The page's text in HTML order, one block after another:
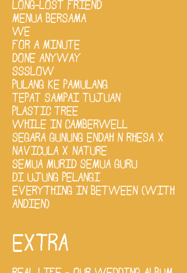
LONG-LOST FRIEND
MENUA BERSAMA
WE
FOR A MINUTE
DONE ANYWAY
SSSLOW
PULANG KE PAMULANG
TEPAT SAMPAI TUJUAN
PLASTIC TREE
WHILE IN CAMBERWELL
SEGARA GUNUNG ENDAH N RHESA X
NAVICULA X NATURE
SEMUA MURID SEMUA GURU
DI UJUNG PELANGI
EVERYTHING IN BETWEEN (WITH
ANDIEN)
EXTRA